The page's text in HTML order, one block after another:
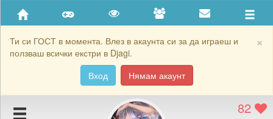
×
Ти си ГОСТ в момента. Влез в акаунта си за да играеш и
ползваш всички екстри в Djagi.
Вход
Нямам акаунт
Приятели
Хронология на игри
Подаръците на _Mila_ 82